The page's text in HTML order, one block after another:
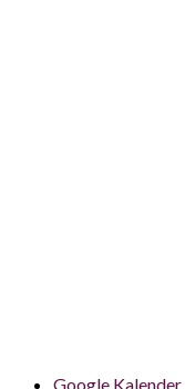
Google Kalender